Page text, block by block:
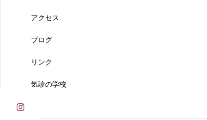
アクセス
ブログ
リンク
気診の学校